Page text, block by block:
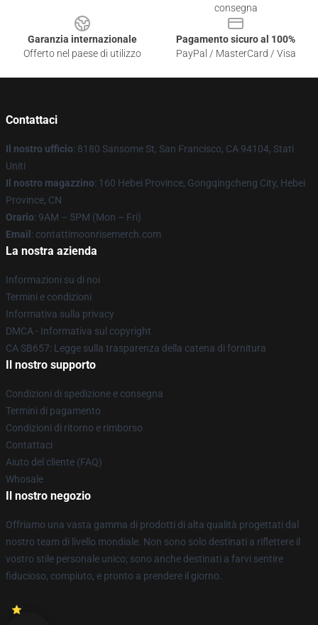
consegna
Garanzia internazionale
Offerto nel paese di utilizzo
Pagamento sicuro al 100%
PayPal / MasterCard / Visa
Contattaci
Il nostro ufficio: 8180 Sansome St, San Francisco, CA 94104, Stati
Uniti
Il nostro magazzino: 160 Hebei Province, Gongqingcheng City, Hebei
Province, CN
Orario: 9AM – 5PM (Mon – Fri)
Email : contattimoonrisemerch.com
La nostra azienda
Informazioni su di noi
Termini e condizioni
Informativa sulla privacy
DMCA - Informativa sul copyright
CA SB657: Legge sulla trasparenza della catena di fornitura
Il nostro supporto
Condizioni di spedizione e consegna
Termini di pagamento
Condizioni di ritorno e rimborso
Contattaci
Aiuto del cliente (FAQ)
Whosale
Il nostro negozio
Offriamo una vasta gamma di prodotti di alta qualità progettati dal
nostro team di livello mondiale. Non sono solo destinati a riflettere il
vostro stile personale unico; sono anche destinati a farvi sentire
fiducioso, compiuto, e pronto a prendere il giorno.